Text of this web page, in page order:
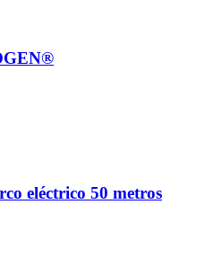
eléctrico 50 metros